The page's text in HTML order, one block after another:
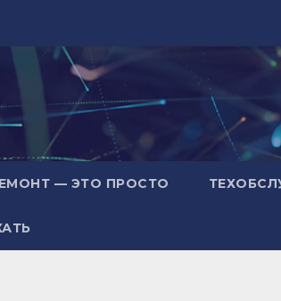
— ЭТО ПРОСТО